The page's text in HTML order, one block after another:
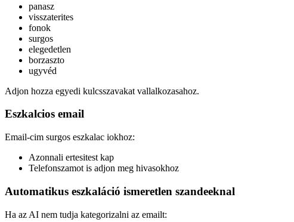
panasz
visszaterites
fonok
surgos
elegedetlen
borzaszto
ugyvéd
Adjon hozza egyedi kulcsszavakat vallalkozasahoz.
Eszkalcios email
Email-cim surgos eszkalac iokhoz:
Azonnali ertesitest kap
Telefonszamot is adjon meg hivasokhoz
Automatikus eszkaláció ismeretlen szandeeknal
Ha az AI nem tudja kategorizalni az emailt: